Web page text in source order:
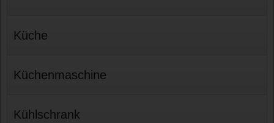
Küche
Küchenmaschine
Kühlschrank